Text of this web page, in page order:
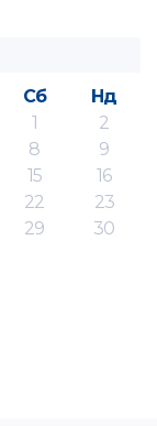
Сб
Нд
1
2
8
9
15
16
22
23
29
30